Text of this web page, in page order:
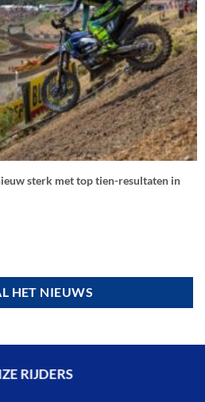
sterk met top tien-resultaten in
HET NIEUWS
RIJDERS